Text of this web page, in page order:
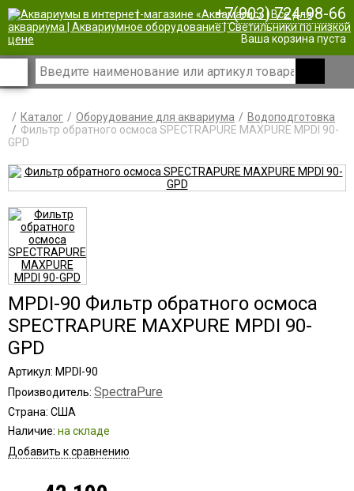
| +7(903) 724-98-66
Ваша корзина пуста
Каталог Оборудование для аквариума
Водоподготовка
Фильтр обратного осмоса SPECTRAPURE MAXPURE MPDI 90-
GPD
MPDI-90 Фильтр обратного осмоса
SPECTRAPURE MAXPURE MPDI 90-
GPD
Артикул: MPDI-90
Производитель: SpectraPure
Страна: США
Наличие: на складе
Добавить к сравнению